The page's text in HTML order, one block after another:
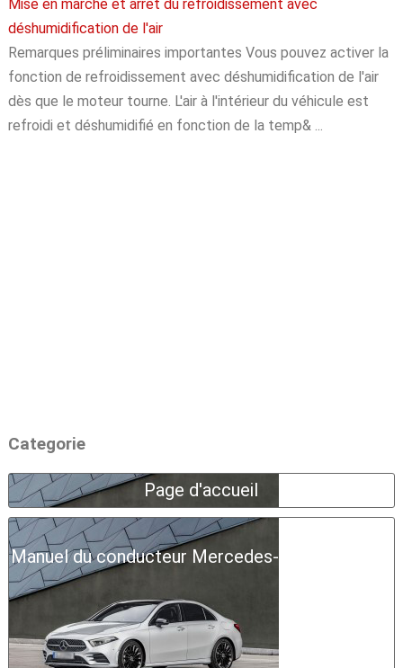
Mise en marche et arrêt du refroidissement avec
déshumidification de l'air
Remarques préliminaires importantes Vous pouvez activer la
fonction de refroidissement avec déshumidification de l'air
dès que le moteur tourne. L'air à l'intérieur du véhicule est
refroidi et déshumidifié en fonction de la temp& ...
Categorie
Page d'accueil
Manuel du conducteur Mercedes-Benz Classe A